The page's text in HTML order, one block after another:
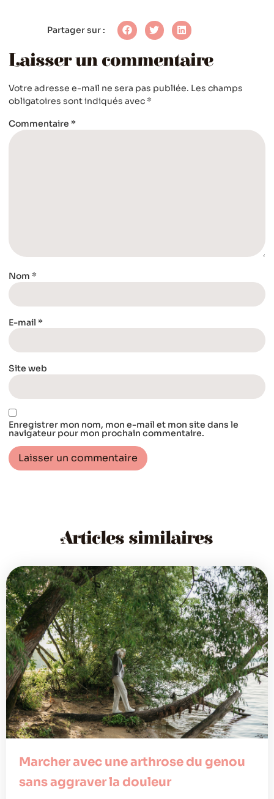
Partager sur :
Laisser un commentaire
Votre adresse e-mail ne sera pas publiée. Les champs
obligatoires sont indiqués avec *
Commentaire *
Nom *
E-mail *
Site web
Enregistrer mon nom, mon e-mail et mon site dans le
navigateur pour mon prochain commentaire.
Articles similaires
Marcher avec une arthrose du genou
sans aggraver la douleur